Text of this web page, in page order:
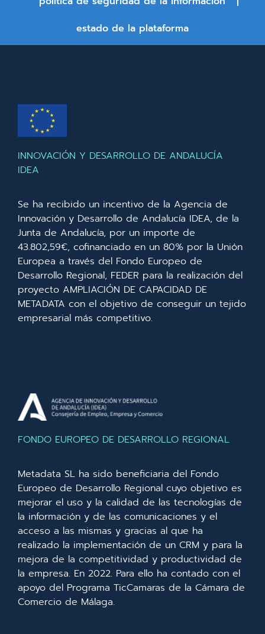
estado de la plataforma
INNOVACIÓN Y DESARROLLO DE ANDALUCÍA
IDEA
Se ha recibido un incentivo de la Agencia de
Innovación y Desarrollo de Andalucía IDEA, de la
Junta de Andalucía, por un importe de
43.802,59€, cofinanciado en un 80% por la Unión
Europea a través del Fondo Europeo de
Desarrollo Regional, FEDER para la realización del
proyecto AMPLIACIÓN DE CAPACIDAD DE
METADATA con el objetivo de conseguir un tejido
empresarial más competitivo.
FONDO EUROPEO DE DESARROLLO REGIONAL
Metadata SL ha sido beneficiaria del Fondo
Europeo de Desarrollo Regional cuyo objetivo es
mejorar el uso y la calidad de las tecnologías de
la información y de las comunicaciones y el
acceso a las mismas y gracias al que ha
realizado la implementación de un CRM y para la
mejora de la competitividad y productividad de
la empresa. En 2022. Para ello ha contado con el
apoyo del Programa TicCamaras de la Cámara de
Comercio de Málaga.